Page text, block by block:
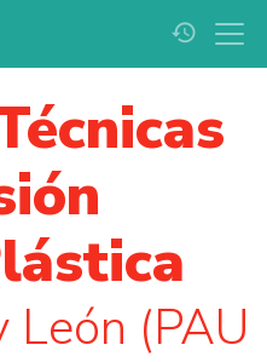
history
(PAU